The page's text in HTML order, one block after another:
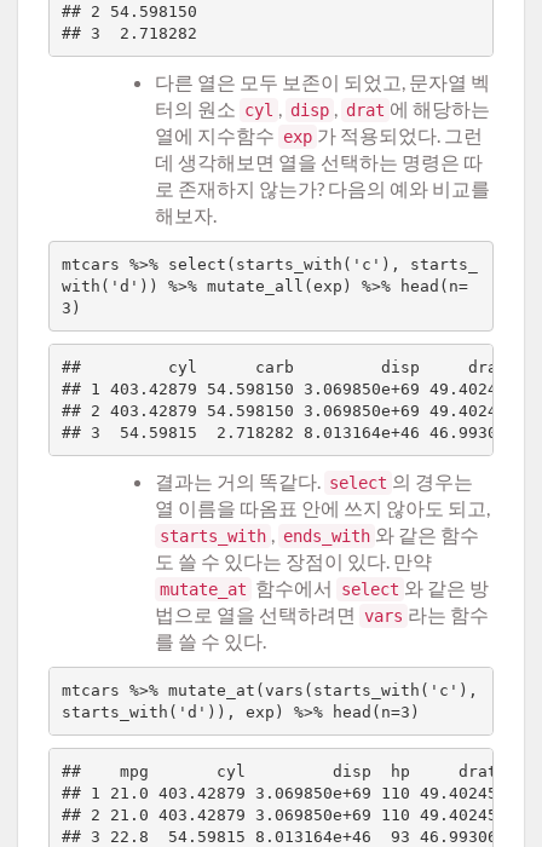
## 2 54.598150
다른 열은 모두 보존이 되었고, 문자열 벡
터의 원소 cyl , disp , drat 에 해당하는
열에 지수함수 exp 가 적용되었다. 그런
데 생각해보면 열을 선택하는 명령은 따
로 존재하지 않는가? 다음의 예와 비교를
해보자.
mtcars %>% select(starts_with('c'), starts_
with('d')) %>% mutate_all(exp) %>% head(n=
##         cyl      carb         disp     drat
## 1 403.42879 54.598150 3.069850e+69 49.40245
## 2 403.42879 54.598150 3.069850e+69 49.40245
결과는 거의 똑같다. select 의 경우는
열 이름을 따옴표 안에 쓰지 않아도 되고,
starts_with , ends_with 와 같은 함수
도 쓸 수 있다는 장점이 있다. 만약
mutate_at 함수에서 select 와 같은 방
법으로 열을 선택하려면 vars 라는 함수
를 쓸 수 있다.
mtcars %>% mutate_at(vars(starts_with('c'),
##    mpg       cyl         disp  hp     drat    wt
## 1 21.0 403.42879 3.069850e+69 110 49.40245
## 2 21.0 403.42879 3.069850e+69 110 49.40245
## 3 22.8  54.59815 8.013164e+46  93 46.99306